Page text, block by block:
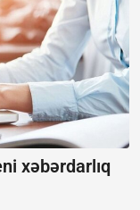
xəbərdarlıq